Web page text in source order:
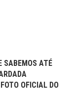
SABEMOS ATÉ
OFICIAL DO